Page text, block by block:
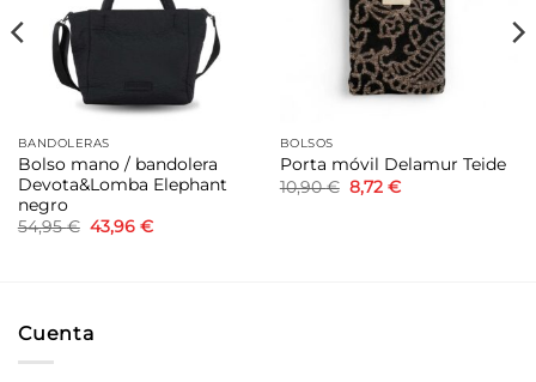
BANDOLERAS
Bolso mano / bandolera
Devota&Lomba Elephant
negro
54,95€ El
precio
43,96 €El
BOLSOS
Porta móvil Delamur Teide
10,90€ El
precio
8,72 €El
Cuenta